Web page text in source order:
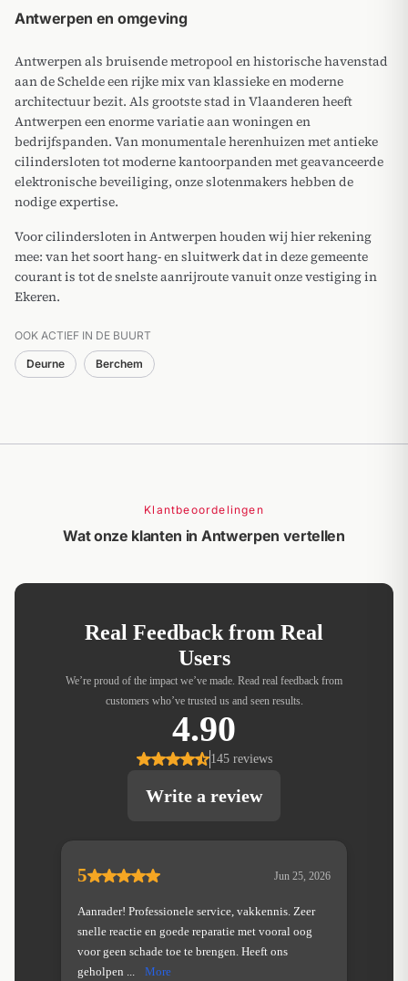
Antwerpen en omgeving
Antwerpen als bruisende metropool en historische havenstad
aan de Schelde een rijke mix van klassieke en moderne
architectuur bezit. Als grootste stad in Vlaanderen heeft
Antwerpen een enorme variatie aan woningen en
bedrijfspanden. Van monumentale herenhuizen met antieke
cilindersloten tot moderne kantoorpanden met geavanceerde
elektronische beveiliging, onze slotenmakers hebben de
nodige expertise.
Voor cilindersloten in Antwerpen houden wij hier rekening
mee: van het soort hang- en sluitwerk dat in deze gemeente
courant is tot de snelste aanrijroute vanuit onze vestiging in
Ekeren.
OOK ACTIEF IN DE BUURT
Deurne Berchem
Klantbeoordelingen
Wat onze klanten in Antwerpen vertellen